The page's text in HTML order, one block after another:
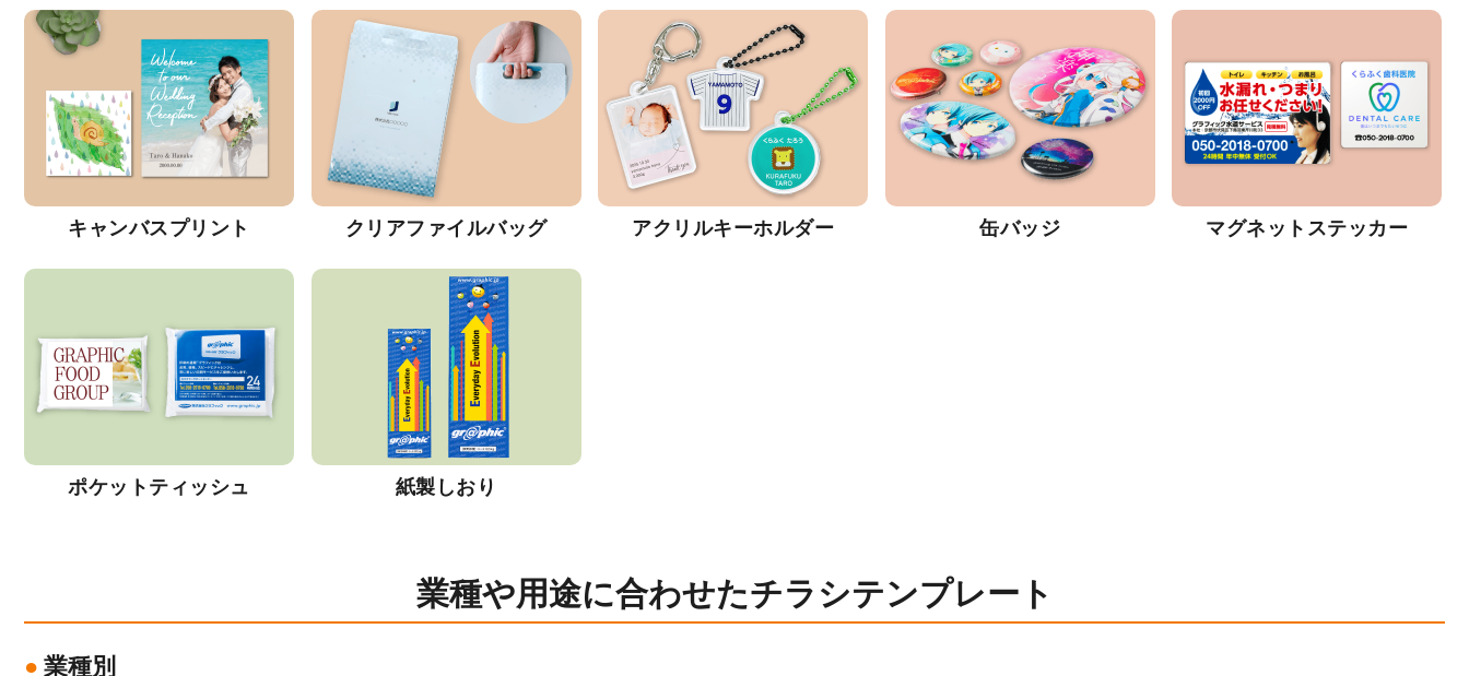
キャンバスプリント クリアファイルバッグ アクリルキーホルダー 缶バッジ マグネットステッカー
ポケットティッシュ 紙製しおり
業種や用途に合わせたチラシテンプレート
業種別